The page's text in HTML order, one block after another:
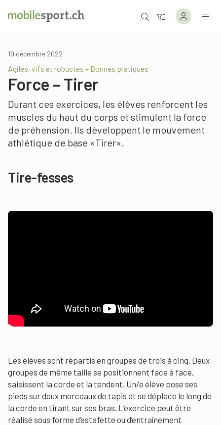
19 décembre 2022
Agiles, vifs et robustes – Bonnes pratiques
Force – Tirer
Durant ces exercices, les élèves renforcent les
muscles du haut du corps et stimulent la force
de préhension. Ils développent le mouvement
athlétique de base «Tirer».
Tire-fesses
Les élèves sont répartis en groupes de trois à cinq. Deux
groupes de même taille se positionnent face à face,
saisissent la corde et la tendent. Un/e élève pose ses
pieds sur deux morceaux de tapis et se déplace le long de
la corde en tirant sur ses bras. L’exercice peut être
réalisé sous forme d’estafette ou d’entraînement